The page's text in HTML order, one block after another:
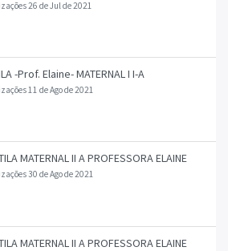
26 de Jul de 2021
9º APOSTILA -Prof. Elaine- MATERNAL I I-A
11 de Ago de 2021
MATERNAL II A PROFESSORA ELAINE
30 de Ago de 2021
MATERNAL II A PROFESSORA ELAINE